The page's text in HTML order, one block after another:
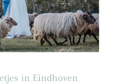
in Eindhoven